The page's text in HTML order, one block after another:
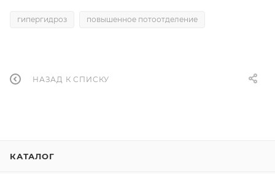
гипергидроз повышенное потоотделение
НАЗАД К СПИСКУ
КАТАЛОГ